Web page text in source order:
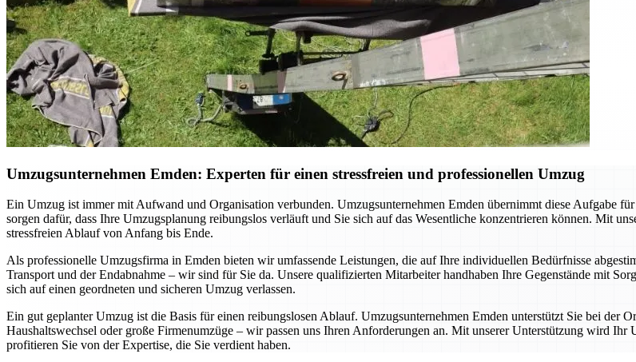
Umzugsunternehmen Emden: Experten für einen stressfreien und professionellen Umzug
Ein Umzug ist immer mit Aufwand und Organisation verbunden. Umzugsunternehmen Emden übernimmt diese Aufgabe
sorgen dafür, dass Ihre Umzugsplanung reibungslos verläuft und Sie sich auf das Wesentliche konzentrieren können. Mit
stressfreien Ablauf von Anfang bis Ende.
Als professionelle Umzugsfirma in Emden bieten wir umfassende Leistungen, die auf Ihre individuellen Bedürfnisse
Transport und der Endabnahme – wir sind für Sie da. Unsere qualifizierten Mitarbeiter handhaben Ihre Gegenstände mit
sich auf einen geordneten und sicheren Umzug verlassen.
Ein gut geplanter Umzug ist die Basis für einen reibungslosen Ablauf. Umzugsunternehmen Emden unterstützt Sie bei der
Haushaltswechsel oder große Firmenumzüge – wir passen uns Ihren Anforderungen an. Mit unserer Unterstützung wird
profitieren Sie von der Expertise, die Sie verdient haben.